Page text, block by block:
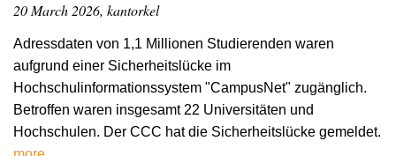
20 March 2026, kantorkel
Adressdaten von 1,1 Millionen Studierenden waren
aufgrund einer Sicherheitslücke im
Hochschulinformationssystem "CampusNet" zugänglich.
Betroffen waren insgesamt 22 Universitäten und
Hochschulen. Der CCC hat die Sicherheitslücke gemeldet.